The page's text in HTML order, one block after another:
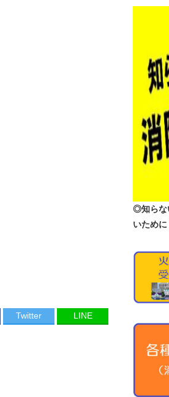
Twitter LINE
◎知らな
いために